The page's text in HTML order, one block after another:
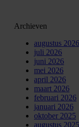
Archieven
augustus 2026
juli 2026
juni 2026
mei 2026
april 2026
maart 2026
februari 2026
januari 2026
oktober 2025
augustus 2025